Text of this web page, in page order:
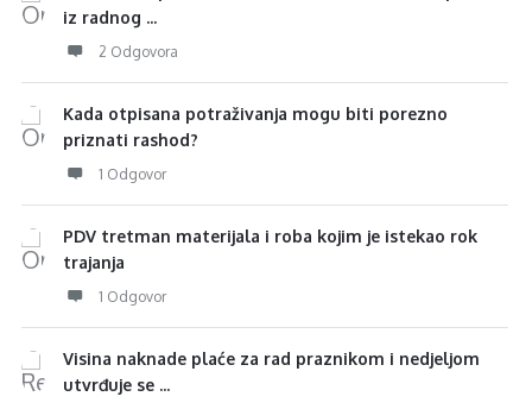
iz radnog ...
2 Odgovora
Kada otpisana potraživanja mogu biti porezno
priznati rashod?
1 Odgovor
PDV tretman materijala i roba kojim je istekao rok
trajanja
1 Odgovor
Visina naknade plaće za rad praznikom i nedjeljom
utvrđuje se ...